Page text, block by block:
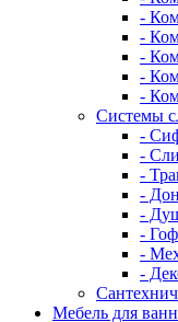
-
-
-
-
-
Системы
-
-
-
-
-
-
-
-
Мебель для